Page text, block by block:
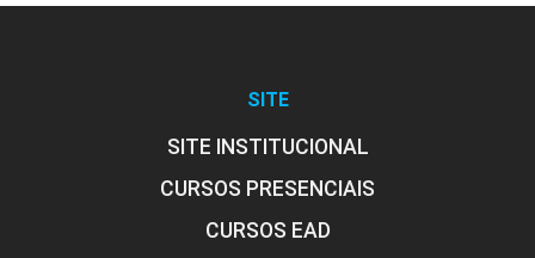
SITE
SITE INSTITUCIONAL
CURSOS PRESENCIAIS
CURSOS EAD